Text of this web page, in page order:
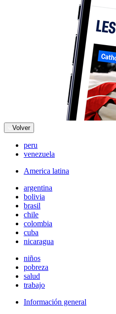
Volver
peru
venezuela
America latina
argentina
bolivia
brasil
chile
colombia
cuba
nicaragua
niños
pobreza
salud
trabajo
Información general